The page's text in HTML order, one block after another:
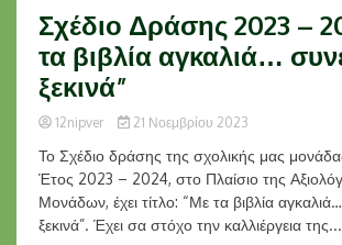
Σχέδιο Δράσης 2023 –
τα βιβλία αγκαλιά…
ξεκινά”
12nipver 21 Νοεμβρίου 2023
Το Σχέδιο δράσης της σχολικής μας
Έτος 2023 – 2024, στο Πλαίσιο της
Μονάδων, έχει τίτλο: “Με τα βιβλία
ξεκινά”. Έχει σα στόχο την καλλιέργεια της...